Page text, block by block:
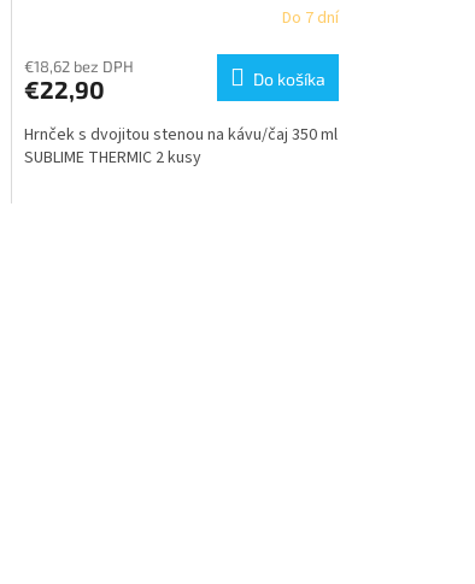
Do 7 dní
€18,62 bez DPH
€22,90 Do košíka
Hrnček s dvojitou stenou na kávu/čaj 350 ml
SUBLIME THERMIC 2 kusy